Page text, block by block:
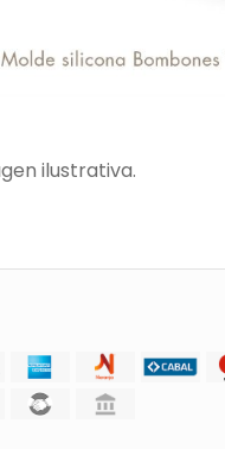
ilustrativa.